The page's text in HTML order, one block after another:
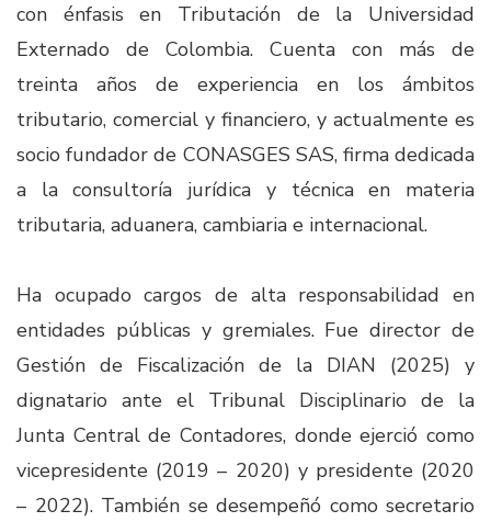
con énfasis en Tributación de la Universidad
Externado de Colombia. Cuenta con más de
treinta años de experiencia en los ámbitos
tributario, comercial y financiero, y actualmente es
socio fundador de CONASGES SAS, firma dedicada
a la consultoría jurídica y técnica en materia
tributaria, aduanera, cambiaria e internacional.
Ha ocupado cargos de alta responsabilidad en
entidades públicas y gremiales. Fue director de
Gestión de Fiscalización de la DIAN (2025) y
dignatario ante el Tribunal Disciplinario de la
Junta Central de Contadores, donde ejerció como
vicepresidente (2019 – 2020) y presidente (2020
– 2022). También se desempeñó como secretario